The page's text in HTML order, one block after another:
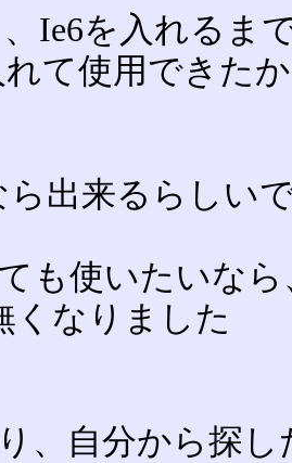
Ie6を入れるま
て使用できた
ら出来るらしい
も使いたいな
くなりました
、自分から探